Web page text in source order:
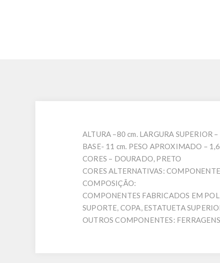
ALTURA –80 cm. LARGURA SUPERIOR
BASE- 11 cm. PESO APROXIMADO –
CORES – DOURADO, PRETO
CORES ALTERNATIVAS:
COMPOSIÇÃO:
COMPONENTES FABRICADOS EM
SUPORTE, COPA, ESTATUETA
OUTROS COMPONENTES: